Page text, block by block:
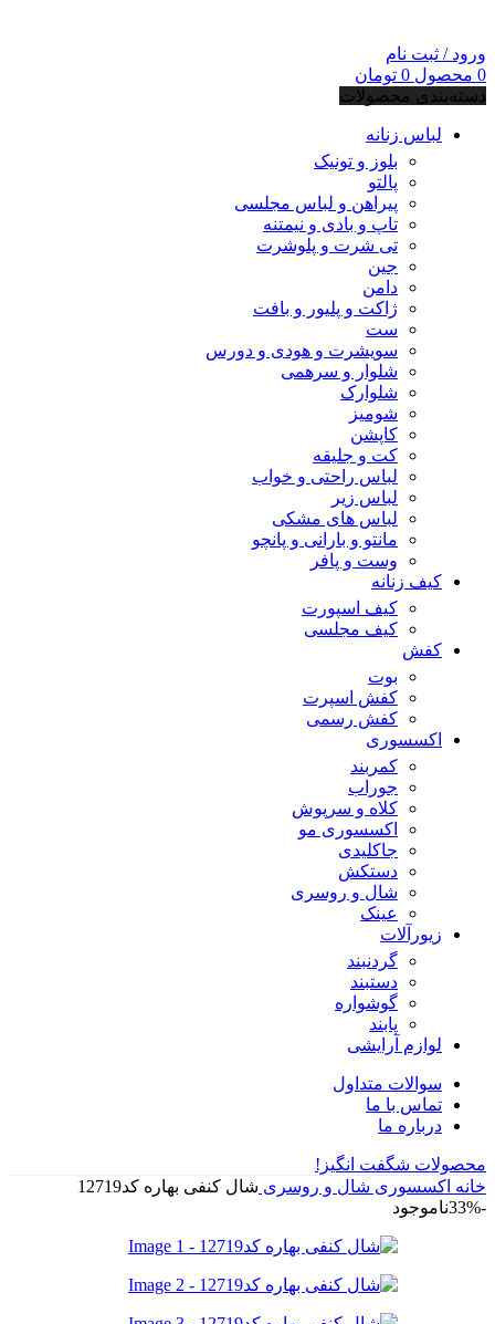
ورود / ثبت نام
0 محصول 0 تومان
دسته‌بندی محصولات
لباس زنانه
بلوز و تونیک
پالتو
پیراهن و لباس مجلسی
تاپ و بادی و نیمتنه
تی شرت و پلوشرت
جین
دامن
ژاکت و پلیور و بافت
ست
سویشرت و هودی و دورس
شلوار و سرهمی
شلوارک
شومیز
کاپشن
کت و جلیقه
لباس راحتی و خواب
لباس زیر
لباس های مشکی
مانتو و بارانی و پانچو
وست و پافر
کیف زنانه
کیف اسپورت
کیف مجلسی
کفش
بوت
کفش اسپرت
کفش رسمی
اکسسوری
کمربند
جوراب
کلاه و سرپوش
اکسسوری مو
جاکلیدی
دستکش
شال و روسری
عینک
زیورآلات
گردنبند
دستبند
گوشواره
پابند
لوازم آرایشی
سوالات متداول
تماس با ما
درباره ما
محصولات شگفت انگیز!
خانه اکسسوری شال و روسری شال کنفی بهاره کد12719
-33%
ناموجود